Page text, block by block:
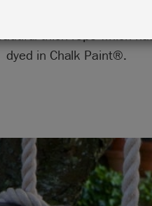
dyed in Chalk Paint®.